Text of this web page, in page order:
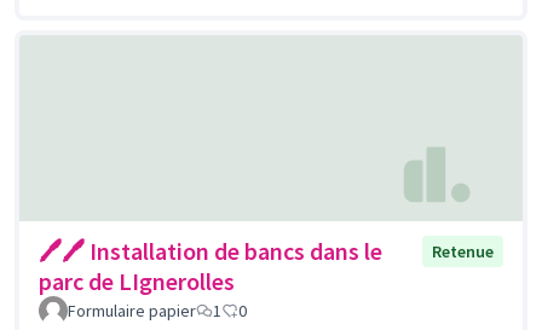
🖊🖊 Installation de bancs dans le
parc de LIgnerolles
Retenue
Formulaire papier 1 0